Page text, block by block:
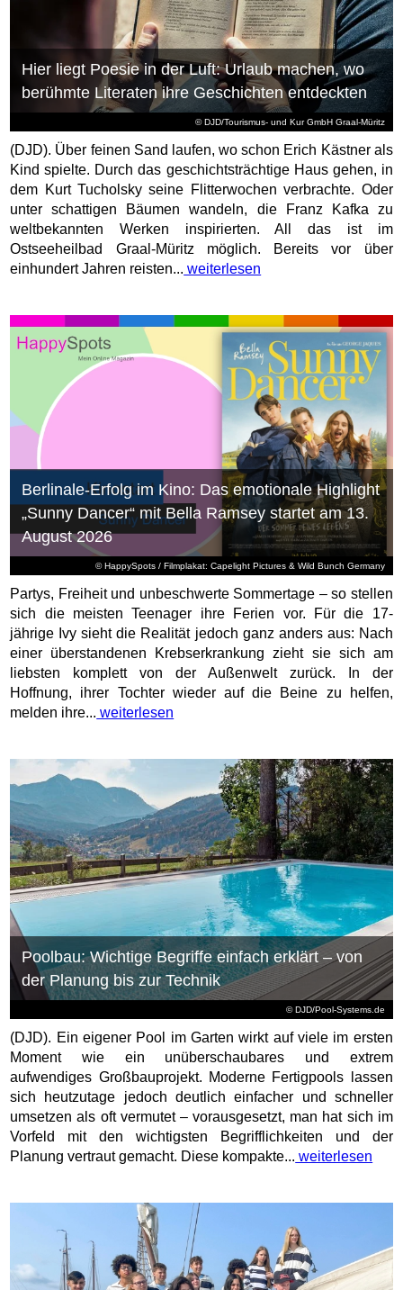
© DJD/Tourismus- und Kur GmbH Graal-Müritz
Hier liegt Poesie in der Luft: Urlaub machen, wo
berühmte Literaten ihre Geschichten entdeckten
(DJD). Über feinen Sand laufen, wo schon Erich Kästner als
Kind spielte. Durch das geschichtsträchtige Haus gehen, in
dem Kurt Tucholsky seine Flitterwochen verbrachte. Oder
unter schattigen Bäumen wandeln, die Franz Kafka zu
weltbekannten Werken inspirierten. All das ist im
Ostseeheilbad Graal-Müritz möglich. Bereits vor über
einhundert Jahren reisten... weiterlesen
© HappySpots / Filmplakat: Capelight Pictures & Wild Bunch Germany
Berlinale-Erfolg im Kino: Das emotionale Highlight
„Sunny Dancer“ mit Bella Ramsey startet am 13.
August 2026
Partys, Freiheit und unbeschwerte Sommertage – so stellen
sich die meisten Teenager ihre Ferien vor. Für die 17-
jährige Ivy sieht die Realität jedoch ganz anders aus: Nach
einer überstandenen Krebserkrankung zieht sie sich am
liebsten komplett von der Außenwelt zurück. In der
Hoffnung, ihrer Tochter wieder auf die Beine zu helfen,
melden ihre... weiterlesen
© DJD/Pool-Systems.de
Poolbau: Wichtige Begriffe einfach erklärt – von
der Planung bis zur Technik
(DJD). Ein eigener Pool im Garten wirkt auf viele im ersten
Moment wie ein unüberschaubares und extrem
aufwendiges Großbauprojekt. Moderne Fertigpools lassen
sich heutzutage jedoch deutlich einfacher und schneller
umsetzen als oft vermutet – vorausgesetzt, man hat sich im
Vorfeld mit den wichtigsten Begrifflichkeiten und der
Planung vertraut gemacht. Diese kompakte... weiterlesen